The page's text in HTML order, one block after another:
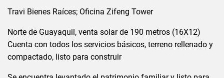
Travi Bienes Raíces; Oficina Zifeng Tower
Norte de Guayaquil, venta solar de 190 metros (16X12)
Cuenta con todos los servicios básicos, terreno rellenado y
compactado, listo para construir